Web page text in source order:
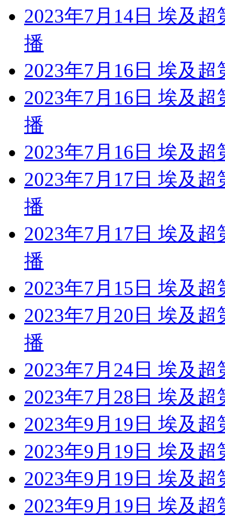
2023年7月14日 埃及
播
2023年7月16日 埃及
2023年7月16日 埃及
播
2023年7月16日 埃及
2023年7月17日 埃及
播
2023年7月17日 埃及
播
2023年7月15日 埃及
2023年7月20日 埃及
播
2023年7月24日 埃及
2023年7月28日 埃及
2023年9月19日 埃及
2023年9月19日 埃及
2023年9月19日 埃及
2023年9月19日 埃及